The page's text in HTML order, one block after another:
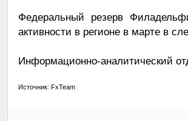
Федеральный резерв
активности в регионе в марте в
Информационно-аналитический
Источник: FxTeam